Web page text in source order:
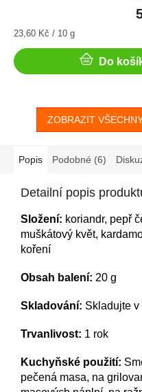
Měrná
23,60 Kč / 10 g
Do
ZOBRAZIT
Popis Podobné (6)
Detailní popis
Složení: koriandr, pepř
muškátový květ,
koření
Obsah balení: 20 g
S kladování: Skladujte v
Trvanlivost: 1 rok
Kuchyňské použití:
pečená masa, na